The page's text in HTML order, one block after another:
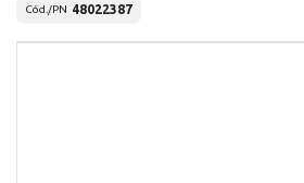
Cód./PN 48022387